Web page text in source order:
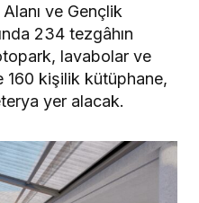
ve Gençlik
234 tezgâhın
lavabolar ve
160 kişilik kütüphane,
yer alacak.